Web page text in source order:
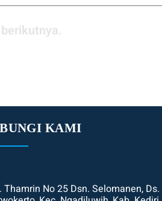
KAMI
Thamrin No 25 Dsn. Selomanen, Ds.